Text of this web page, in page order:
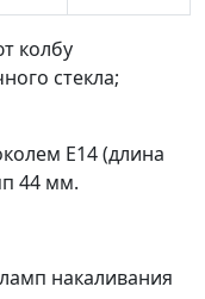
колбу
стекла;
Е14 (длина
44 мм.
накаливания